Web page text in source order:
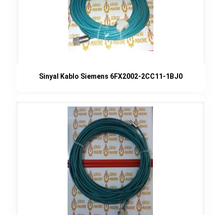
Sinyal Kablo Siemens 6FX2002-2CC11-1BJ0